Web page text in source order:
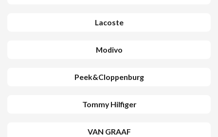
Lacoste
Modivo
Peek&Cloppenburg
Tommy Hilfiger
VAN GRAAF